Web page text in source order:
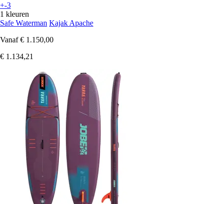
+-3
1 kleuren
Safe Waterman Kajak Apache
Vanaf € 1.150,00
€ 1.134,21